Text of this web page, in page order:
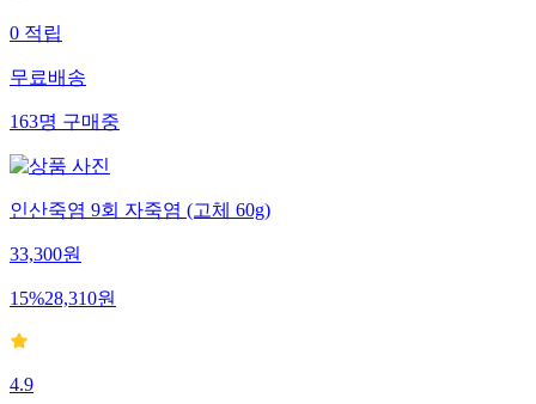
0적립
무료배송
163명구매중
인산죽염 9회 자죽염 (고체 60g)
33,300원
15%28,310원
4.9